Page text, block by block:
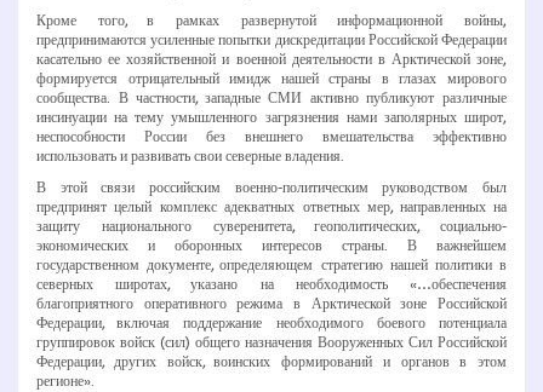
Кроме того, в рамках развернутой информационной войны,
предпринимаются усиленные попытки дискредитации Российской Федерации
касательно ее хозяйственной и военной деятельности в Арктической зоне,
формируется отрицательный имидж нашей страны в глазах мирового
сообщества. В частности, западные СМИ активно публикуют различные
инсинуации на тему умышленного загрязнения нами заполярных широт,
неспособности России без внешнего вмешательства эффективно
использовать и развивать свои северные владения.
В этой связи российским военно­-политическим руководством был
предпринят целый комплекс адекватных ответных мер, направленных на
защиту национального суверенитета, геополитических, социально­
экономических и оборонных интересов страны. В важнейшем
государственном документе, определяющем стратегию нашей политики в
северных широтах, указано на необходимость «…обеспечения
благоприятного оперативного режима в Арктической зоне Российской
Федерации, включая поддержание необходимого боевого потенциала
группировок войск (сил) общего назначения Вооруженных Сил Российской
Федерации, других войск, воинских формирований и органов в этом
регионе».